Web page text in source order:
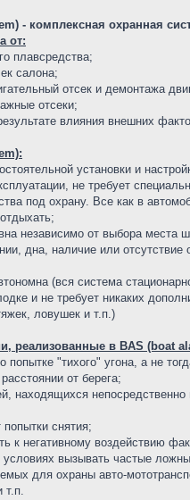
- комплексная охранная
от:
плавсредства;
салона;
отсек и демонтажа
отсеки;
влияния внешних
установки и
не требует
под охрану. Все как в
независимо от выбора места
дна, наличие или
(вся система
и не требует никаких
ловушек и т.п.)
реализованные в BAS (boat
попытке "тихого" угона, а не
от берега;
находящихся
попытки снятия;
к негативному воздействию
вызывать частые
для охраны авто-
т.п.